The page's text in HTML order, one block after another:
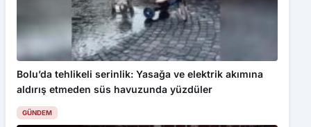
Bolu’da tehlikeli serinlik: Yasağa ve elektrik akımına
aldırış etmeden süs havuzunda yüzdüler
GÜNDEM